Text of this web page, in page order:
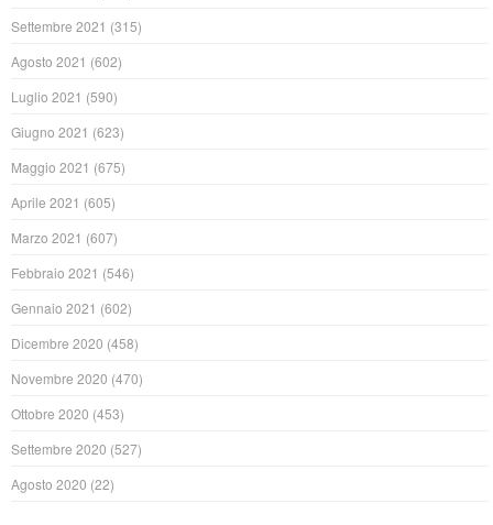
Settembre 2021 (315)
Agosto 2021 (602)
Luglio 2021 (590)
Giugno 2021 (623)
Maggio 2021 (675)
Aprile 2021 (605)
Marzo 2021 (607)
Febbraio 2021 (546)
Gennaio 2021 (602)
Dicembre 2020 (458)
Novembre 2020 (470)
Ottobre 2020 (453)
Settembre 2020 (527)
Agosto 2020 (22)